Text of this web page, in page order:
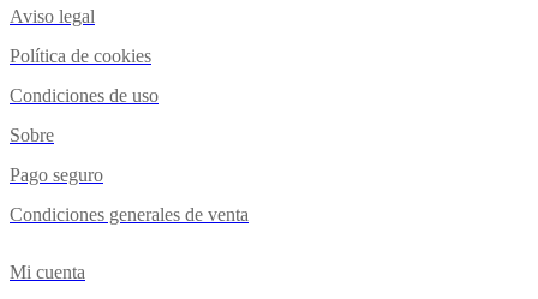
Aviso legal
Política de cookies
Condiciones de uso
Sobre
Pago seguro
Condiciones generales de venta
Mi cuenta